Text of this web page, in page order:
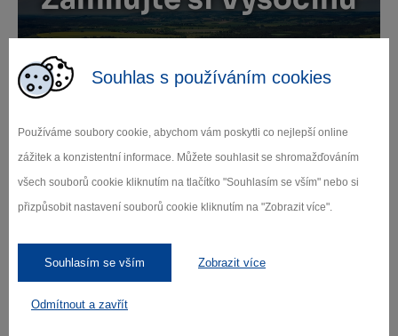
Souhlas s používáním cookies
Používáme soubory cookie, abychom vám poskytli co nejlepší online
zážitek a konzistentní informace. Můžete souhlasit se shromažďováním
všech souborů cookie kliknutím na tlačítko "Souhlasím se vším" nebo si
přizpůsobit nastavení souborů cookie kliknutím na "Zobrazit více".
Souhlasím se vším Zobrazit více
Odmítnout a zavřít
Přihlaste se k odběru našeho newsletteru
o novinkách.
Záleží nám na ochraně osobních údajů.
Odebírat